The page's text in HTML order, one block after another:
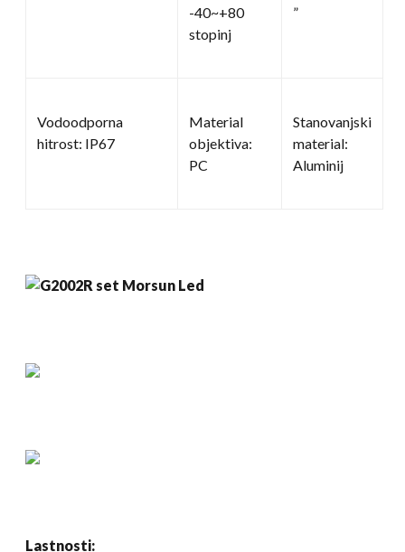
-40~+80
stopinj
”
Vodoodporna
hitrost: IP67
Material
objektiva:
PC
Stanovanjski
material:
Aluminij
Lastnosti: